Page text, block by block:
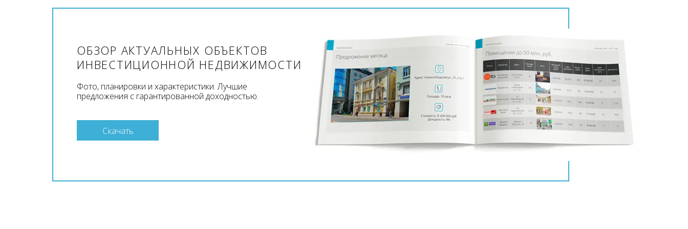
ОБЗОР АКТУАЛЬНЫХ ОБЪЕКТОВ
ИНВЕСТИЦИОННОЙ НЕДВИЖИМОСТИ
Фото, планировки и характеристики. Лучшие
предложения с гарантированной доходностью.
Скачать